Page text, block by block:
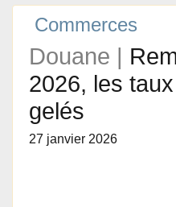
Commerces
Douane |
2026, les
gelés
27 janvier 2026